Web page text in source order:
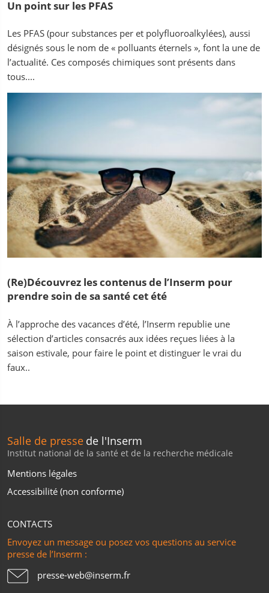
Un point sur les PFAS
Les PFAS (pour substances per et polyfluoroalkylées), aussi
désignés sous le nom de « polluants éternels », font la une de
l’actualité. Ces composés chimiques sont présents dans
tous....
(Re)Découvrez les contenus de l’Inserm pour
prendre soin de sa santé cet été
À l’approche des vacances d’été, l’Inserm republie une
sélection d’articles consacrés aux idées reçues liées à la
saison estivale, pour faire le point et distinguer le vrai du
faux..
Salle de presse de l'Inserm
Institut national de la santé et de la recherche médicale
Mentions légales
Accessibilité (non conforme)
CONTACTS
Envoyez un message ou posez vos questions au service
presse de l’Inserm :
presse-web@inserm.fr